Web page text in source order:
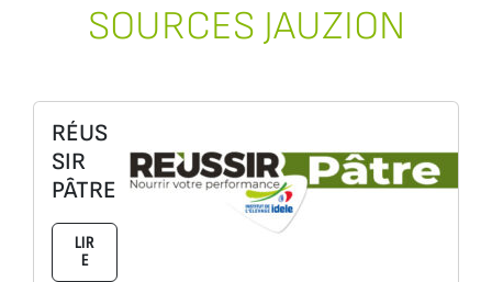
SOURCES JAUZION
RÉUS
SIR
PÂTRE
LIR
E